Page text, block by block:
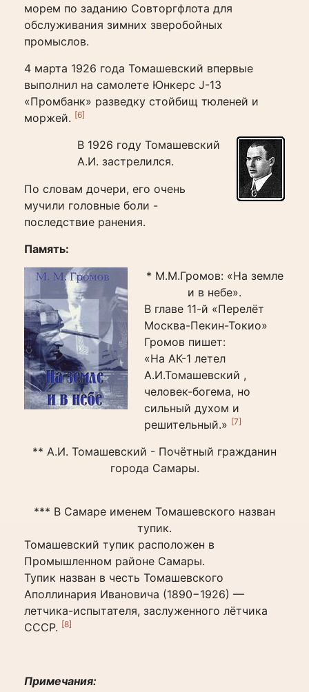
морем по заданию Совторгфлота для
обслуживания зимних зверобойных
промыслов.
4 марта 1926 года Томашевский впервые
выполнил на самолете Юнкерс J-13
«Промбанк» разведку стойбищ тюленей и
моржей. [6]
В 1926 году Томашевский
А.И. застрелился.
По словам дочери, его очень
мучили головные боли -
последствие ранения.
Память:
* М.М.Громов: «На земле
и в небе».
В главе 11-й «Перелёт
Москва-Пекин-Токио»
Громов пишет:
«На АК-1 летел
А.И.Томашевский ,
человек-богема, но
сильный духом и
решительный.» [7]
** А.И. Томашевский - Почётный гражданин
города Самары.
*** В Самаре именем Томашевского назван
тупик.
Томашевский тупик расположен в
Промышленном районе Самары.
Тупик назван в честь Томашевского
Аполлинария Ивановича (1890−1926) —
летчика-испытателя, заслуженного лётчика
СССР. [8]
Примечания: